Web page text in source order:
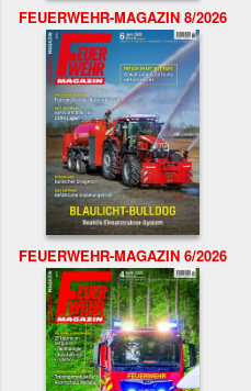
FEUERWEHR-MAGAZIN 8/2026
FEUERWEHR-MAGAZIN 6/2026